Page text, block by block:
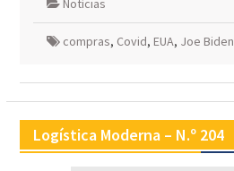
Notícias
compras, Covid, EUA, Joe Biden
Logística Moderna – N.º 204